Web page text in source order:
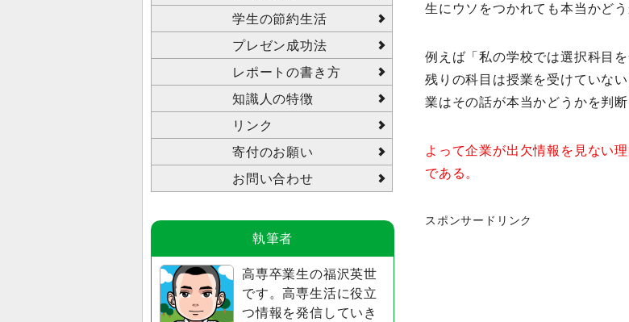
生にウソをつかれても本当かどう
例えば「私の学校では選択科目
残りの科目は授業を受けていな
業はその話が本当かどうかを判断
よって企業が出欠情報を見ない
である。
スポンサードリンク
学生の節約生活
プレゼン成功法
レポートの書き方
知識人の特徴
リンク
寄付のお願い
お問い合わせ
執筆者
高専卒業生の福沢英世
です。高専生活に役立
つ情報を発信していき